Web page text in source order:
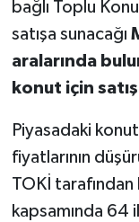
bağlı Toplu
satışa sunacağı
aralarında
konut için
Piyasadaki
fiyatlarının
TOKİ
kapsamında 64